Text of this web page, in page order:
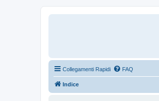
Collegamenti Rapidi FAQ
Indice